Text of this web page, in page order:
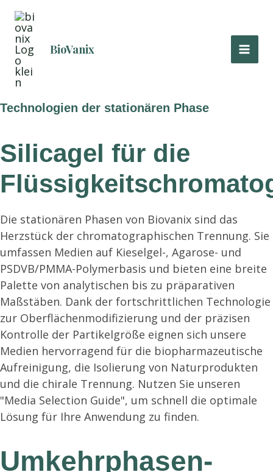
Zum
Inhalt
springen
BioVanix
Technologien der stationären Phase
Silicagel für die
Die stationären Phasen von Biovanix sind das
Herzstück der chromatographischen Trennung. Sie
umfassen Medien auf Kieselgel-, Agarose- und
PSDVB/PMMA-Polymerbasis und bieten eine breite
Palette von analytischen bis zu präparativen
Maßstäben. Dank der fortschrittlichen Technologie
zur Oberflächenmodifizierung und der präzisen
Kontrolle der Partikelgröße eignen sich unsere
Medien hervorragend für die biopharmazeutische
Aufreinigung, die Isolierung von Naturprodukten
und die chirale Trennung. Nutzen Sie unseren
"Media Selection Guide", um schnell die optimale
Lösung für Ihre Anwendung zu finden.
Umkehrphasen-